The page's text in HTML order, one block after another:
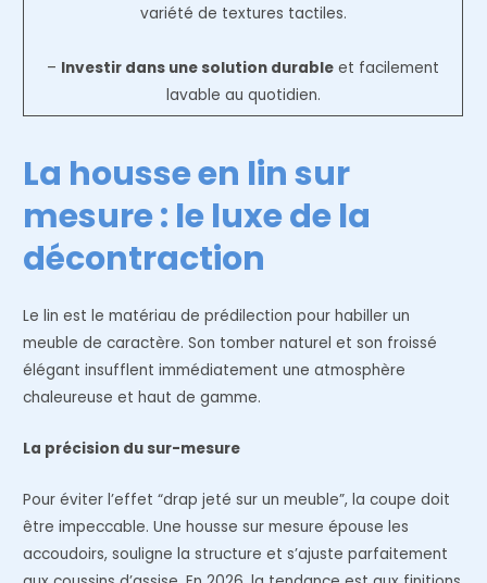
variété de textures tactiles.
– Investir dans une solution durable et facilement
lavable au quotidien.
La housse en lin sur
mesure : le luxe de la
décontraction
Le lin est le matériau de prédilection pour habiller un
meuble de caractère. Son tomber naturel et son froissé
élégant insufflent immédiatement une atmosphère
chaleureuse et haut de gamme.
La précision du sur-mesure
Pour éviter l’effet “drap jeté sur un meuble”, la coupe doit
être impeccable. Une housse sur mesure épouse les
accoudoirs, souligne la structure et s’ajuste parfaitement